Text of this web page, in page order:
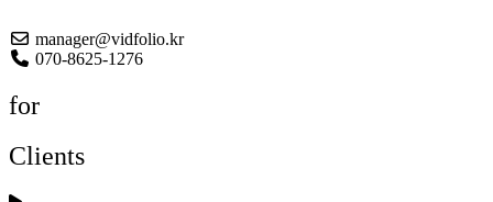
manager@vidfolio.kr
070-8625-1276
for
Clients